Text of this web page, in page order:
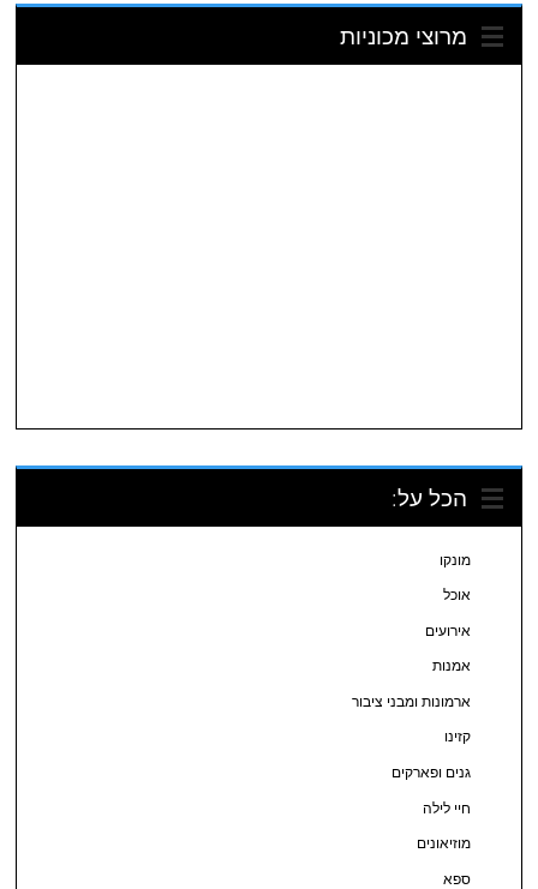
מרוצי מכוניות
הכל על:
מונקו
אוכל
אירועים
אמנות
ארמונות ומבני ציבור
קזינו
גנים ופארקים
חיי לילה
מוזיאונים
ספא